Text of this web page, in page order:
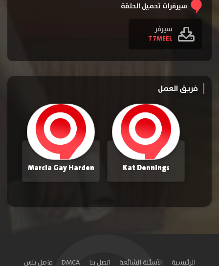
سيرفرات تحميل الحلقة
سيرفر
T7MEEL
فريق العمل
Kat Dennings
Marcia Gay Harden
الرئيسية الأسئلة الشائعة اتصل بنا DMCA فاصل بلس